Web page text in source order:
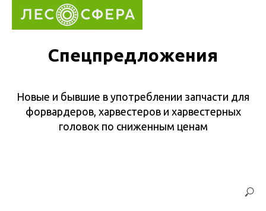
Спецпредложения
Новые и бывшие в употреблении запчасти для
форвардеров, харвестеров и харвестерных
головок по сниженным ценам